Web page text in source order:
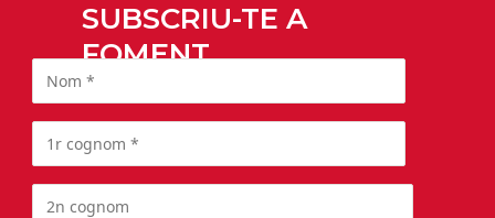
SUBSCRIU-TE A
FOMENT